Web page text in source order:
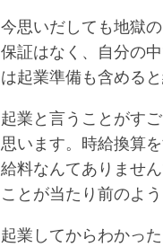
今思いだしても地獄
保証はなく、自分の
は起業準備も含める
起業と言うことがす
思います。時給換算
給料なんてありませ
ことが当たり前のよ
起業してからわかっ